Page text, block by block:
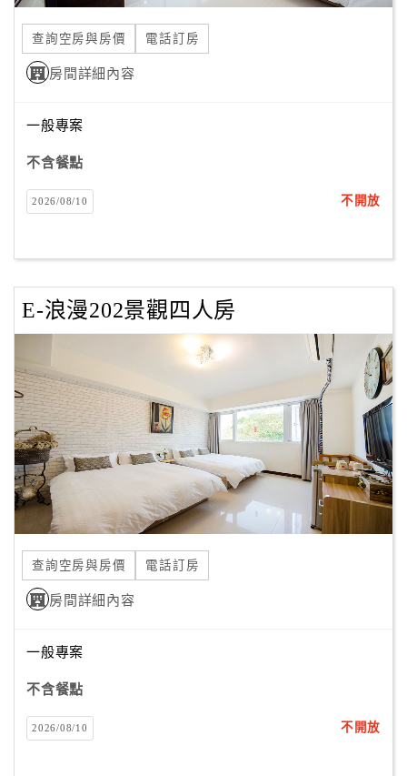
作
提
案
店
合
作
商
合
旅
伴
計
劃
商
品
宣
傳
查詢空房與房價 電話訂房
房間詳細內容
一般專案
不含餐點
2026/08/10 不開放
E-浪漫202景觀四人房
查詢空房與房價 電話訂房
房間詳細內容
一般專案
不含餐點
2026/08/10 不開放